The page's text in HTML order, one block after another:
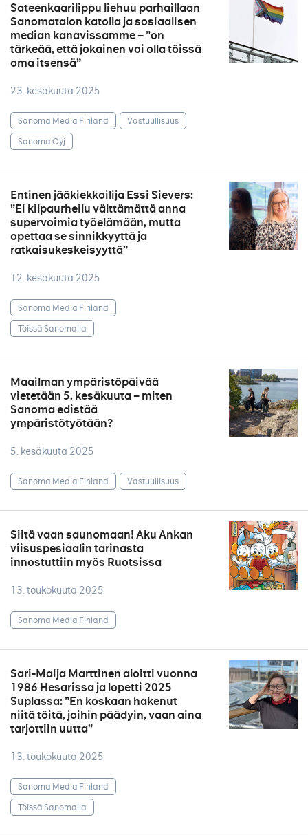
Sateenkaarilippu liehuu parhaillaan
Sanomatalon katolla ja sosiaalisen
median kanavissamme – ”on
tärkeää, että jokainen voi olla töissä
oma itsensä”
23. kesäkuuta 2025
Sanoma Media Finland
Vastuullisuus
Sanoma Oyj
Entinen jääkiekkoilija Essi Sievers:
”Ei kilpaurheilu välttämättä anna
supervoimia työelämään, mutta
opettaa se sinnikkyyttä ja
ratkaisukeskeisyyttä”
12. kesäkuuta 2025
Sanoma Media Finland
Töissä Sanomalla
Maailman ympäristöpäivää
vietetään 5. kesäkuuta – miten
Sanoma edistää
ympäristötyötään?
5. kesäkuuta 2025
Sanoma Media Finland Vastuullisuus
Siitä vaan saunomaan! Aku Ankan
viisuspesiaalin tarinasta
innostuttiin myös Ruotsissa
13. toukokuuta 2025
Sanoma Media Finland
Sari-Maija Marttinen aloitti vuonna
1986 Hesarissa ja lopetti 2025
Suplassa: ”En koskaan hakenut
niitä töitä, joihin päädyin, vaan aina
tarjottiin uutta”
13. toukokuuta 2025
Sanoma Media Finland
Töissä Sanomalla